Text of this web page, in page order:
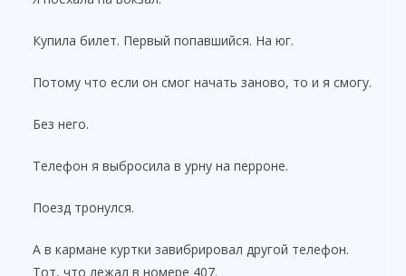
Купила билет. Первый попавшийся. На юг.
Потому что если он смог начать заново, то и я смогу.
Без него.
Телефон я выбросила в урну на перроне.
Поезд тронулся.
А в кармане куртки завибрировал другой телефон.
Тот, что лежал в номере 407.